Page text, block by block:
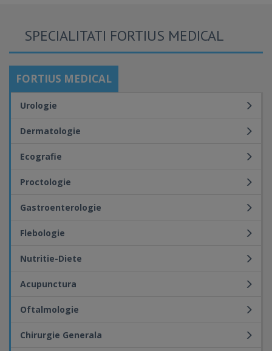
SPECIALITATI FORTIUS MEDICAL
FORTIUS MEDICAL
Urologie
Dermatologie
Ecografie
Proctologie
Gastroenterologie
Flebologie
Nutritie-Diete
Acupunctura
Oftalmologie
Chirurgie Generala